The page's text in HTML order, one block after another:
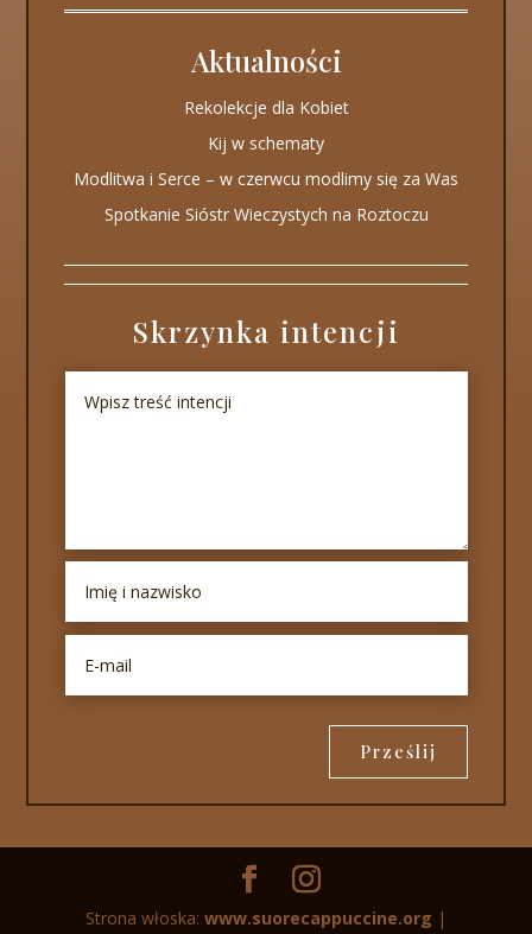
Aktualności
Rekolekcje dla Kobiet
Kij w schematy
Modlitwa i Serce – w czerwcu modlimy się za Was
Spotkanie Sióstr Wieczystych na Roztoczu
Skrzynka intencji
Prześlij
Strona włoska: www.suorecappuccine.org |